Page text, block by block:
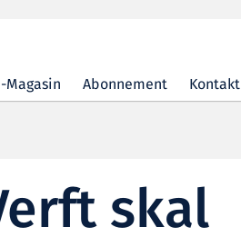
Magasin Abonnement Kontakt
skal